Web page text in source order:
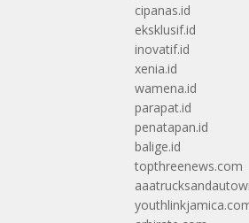
cipanas.id
eksklusif.id
inovatif.id
xenia.id
wamena.id
parapat.id
penatapan.id
balige.id
topthreenews.com